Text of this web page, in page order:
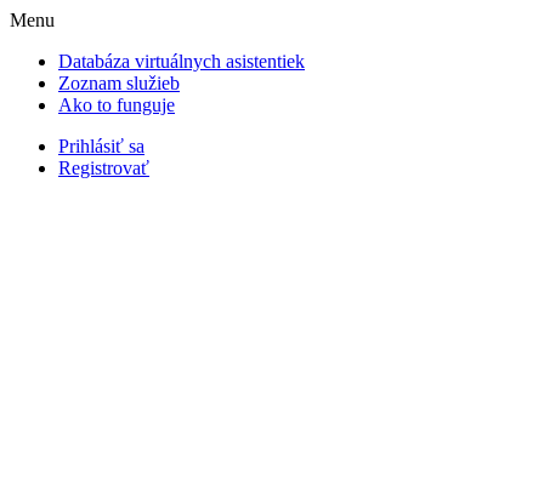
Menu
Databáza virtuálnych asistentiek
Zoznam služieb
Ako to funguje
Prihlásiť sa
Registrovať